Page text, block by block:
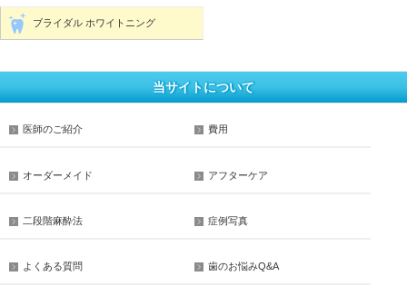
ブライダル ホワイトニング
当サイトについて
医師のご紹介 費用
オーダーメイド アフターケア
二段階麻酔法 症例写真
よくある質問 歯のお悩みQ&A